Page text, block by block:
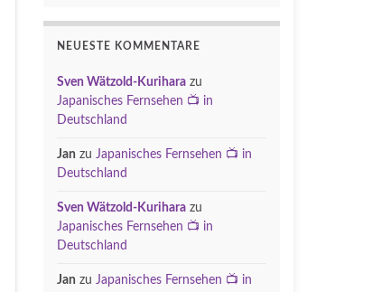
NEUESTE KOMMENTARE
Sven Wätzold-Kuriharazu
Japanisches Fernsehen 📺 in
Deutschland
Jan zu Japanisches Fernsehen 📺 in
Deutschland
Sven Wätzold-Kuriharazu
Japanisches Fernsehen 📺 in
Deutschland
Jan zu Japanisches Fernsehen 📺 in